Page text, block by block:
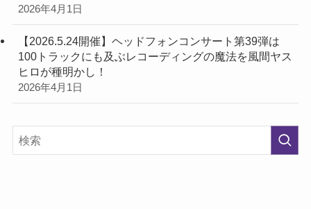
2026年4月1日
【2026.5.24開催】ヘッドフォンコンサート第39弾は
100トラックにも及ぶレコーディングの魔法を風間ヤス
ヒロが種明かし！
2026年4月1日